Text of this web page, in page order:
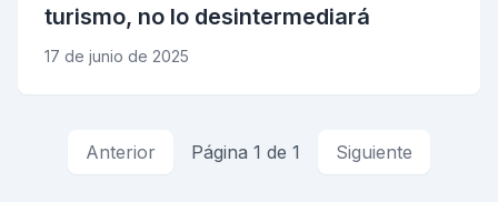
turismo, no lo desintermediará
17 de junio de 2025
Anterior Página 1 de 1 Siguiente